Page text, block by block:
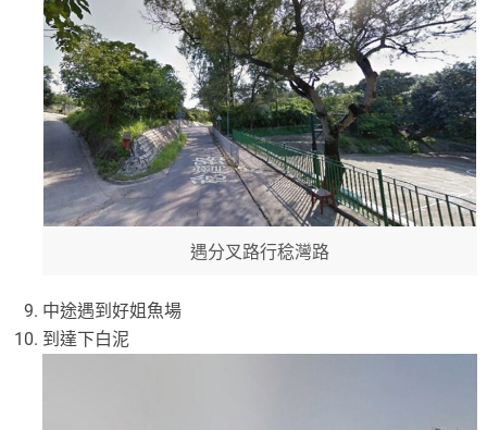
遇分叉路行稔灣路
中途遇到好姐魚場
到達下白泥